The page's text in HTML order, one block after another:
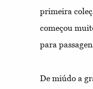
primeira
começou
para
De miúdo a